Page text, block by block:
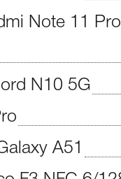
Note 11
N10 5G
A51